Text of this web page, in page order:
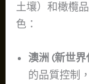
土壤）和橄欖
色：
澳洲 (新世界
的品質控制